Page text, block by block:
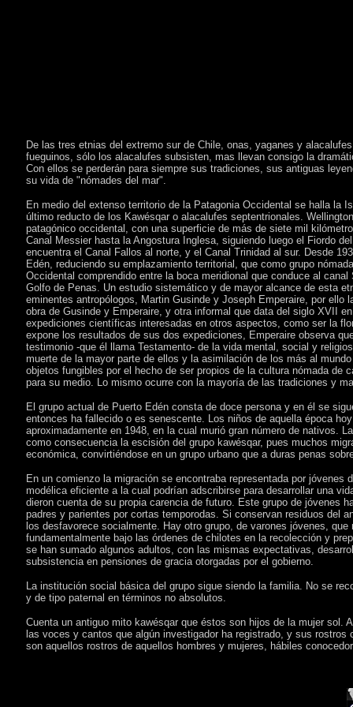
De las tres etnias del extremo sur de Chile, onas, yaganes y
fueguinos, sólo los alacalufes subsisten, mas llevan consigo la
Con ellos se perderán para siempre sus tradiciones, sus antiguas
su vida de "nómades del mar".
En medio del extenso territorio de la Patagonia Occidental se halla la
último reducto de los Kawésqar o alacalufes septentrionales.
patagónico occidental, con una superficie de más de siete mil
Canal Messier hasta la Angostura Inglesa, siguiendo luego el Fiordo
encuentra el Canal Fallos al norte, y el Canal Trinidad al sur. Desde
Edén, reduciendo su emplazamiento territorial, que como grupo
Occidental comprendido entre la boca meridional que conduce al
Golfo de Penas. Un estudio sistemático y de mayor alcance de esta
eminentes antropólogos, Martin Gusinde y Joseph Emperaire, por
obra de Gusinde y Emperaire, y otra informal que data del siglo XVII
expediciones científicas interesadas en otros aspectos, como ser la
expone los resultados de sus dos expediciones, Emperaire observa
testimonio -que él llama Testamento- de la vida mental, social y
muerte de la mayor parte de ellos y la asimilación de los más al
objetos fungibles por el hecho de ser propios de la cultura nómada
para su medio. Lo mismo ocurre con la mayoría de las tradiciones y
El grupo actual de Puerto Edén consta de doce persona y en él se
entonces ha fallecido o es senescente. Los niños de aquella época
aproximadamente en 1948, en la cual murió gran número de nativos.
como consecuencia la escisión del grupo kawésqar, pues muchos
económica, convirtiéndose en un grupo urbano que a duras penas
En un comienzo la migración se encontraba representada por
modélica eficiente a la cual podrían adscribirse para desarrollar una
dieron cuenta de su propia carencia de futuro. Este grupo de jóvenes
padres y parientes por cortas temporodas. Si conservan residuos del
los desfavorece socialmente. Hay otro grupo, de varones jóvenes,
fundamentalmente bajo las órdenes de chilotes en la recolección y
se han sumado algunos adultos, con las mismas expectativas,
subsistencia en pensiones de gracia otorgadas por el gobierno.
La institución social básica del grupo sigue siendo la familia. No se
y de tipo paternal en términos no absolutos.
Cuenta un antiguo mito kawésqar que éstos son hijos de la mujer sol.
las voces y cantos que algún investigador ha registrado, y sus
son aquellos rostros de aquellos hombres y mujeres, hábiles